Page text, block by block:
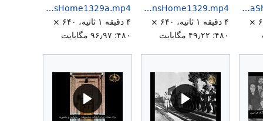
RezaShahBozorg.mp4
۴ دقیقه ۰ ثانیه، ۶۴۰ ×
RezaShahBozorgReturnsHome1329.mp4
۴ دقیقه ۱ ثانیه، ۶۴۰ ×
۴۸۰؛ ۴۹٫۲۲ مگابایت
RezaShahBozorgReturnsHome1329a.mp4
۴ دقیقه ۱ ثانیه، ۶۴۰ ×
۴۸۰؛ ۹۶٫۹۷ مگابایت